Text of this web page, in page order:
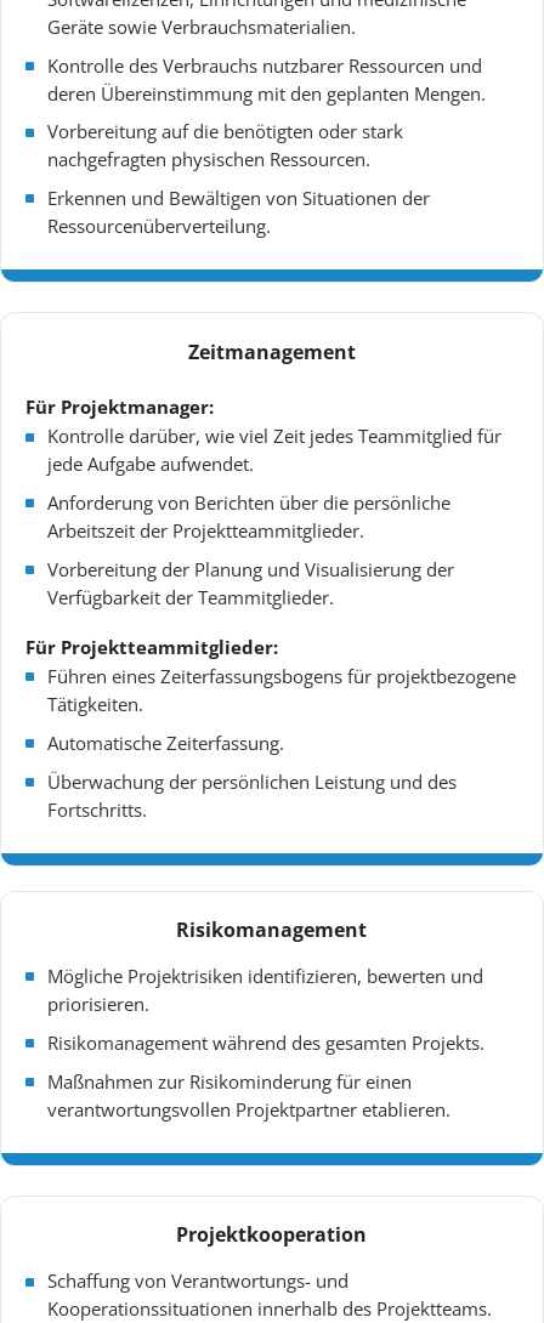
Geräte sowie Verbrauchsmaterialien.
Kontrolle des Verbrauchs nutzbarer Ressourcen und
deren Übereinstimmung mit den geplanten Mengen.
Vorbereitung auf die benötigten oder stark
nachgefragten physischen Ressourcen.
Erkennen und Bewältigen von Situationen der
Ressourcenüberverteilung.
Zeitmanagement
Für Projektmanager:
Kontrolle darüber, wie viel Zeit jedes Teammitglied für
jede Aufgabe aufwendet.
Anforderung von Berichten über die persönliche
Arbeitszeit der Projektteammitglieder.
Vorbereitung der Planung und Visualisierung der
Verfügbarkeit der Teammitglieder.
Für Projektteammitglieder:
Führen eines Zeiterfassungsbogens für projektbezogene
Tätigkeiten.
Automatische Zeiterfassung.
Überwachung der persönlichen Leistung und des
Fortschritts.
Risikomanagement
Mögliche Projektrisiken identifizieren, bewerten und
priorisieren.
Risikomanagement während des gesamten Projekts.
Maßnahmen zur Risikominderung für einen
verantwortungsvollen Projektpartner etablieren.
Projektkooperation
Schaffung von Verantwortungs- und
Kooperationssituationen innerhalb des Projektteams.